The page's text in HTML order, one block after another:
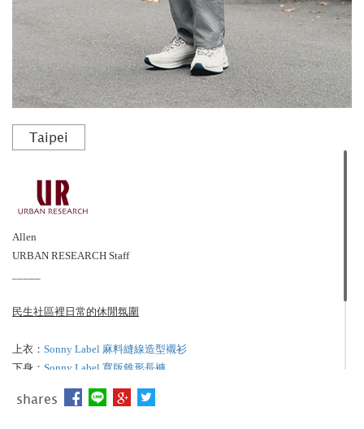
Taipei
Allen
URBAN RESEARCH Staff
民生社區裡日常的休閒氛圍
上衣： Sonny Label 麻料縫線造型襯衫
下身： Sonny Label 寬版錐形長褲
_____
shares